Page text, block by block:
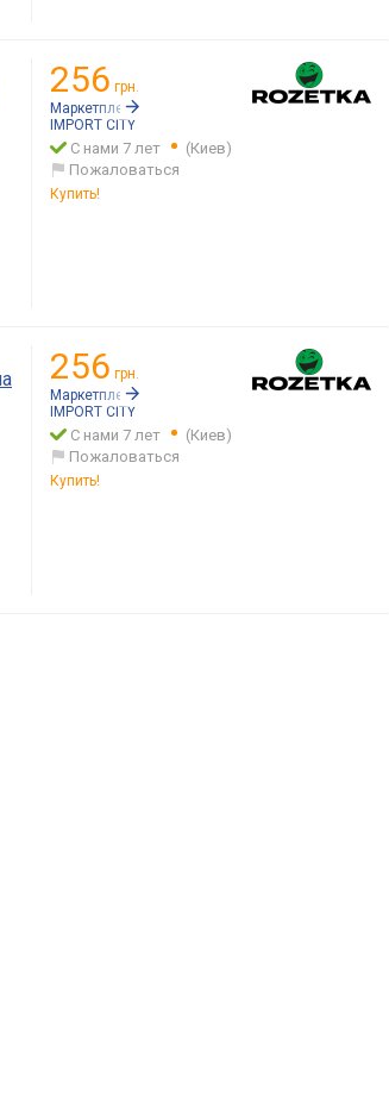
256 грн.
Маркетплейс:
IMPORT CITY
С нами 7 лет
(Киев)
Пожаловаться
Купить!
256 грн.
Маркетплейс:
IMPORT CITY
С нами 7 лет
(Киев)
Пожаловаться
Купить!